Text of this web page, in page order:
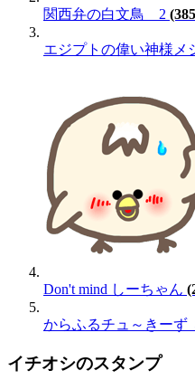
関西弁の白文鳥 2
エジプトの偉い神様メ
Don't mind しーちゃん
からふるチュ～きーず
イチオシのスタンプ